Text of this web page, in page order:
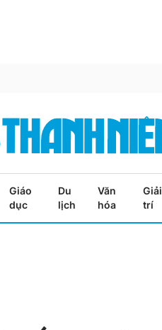
Giáo
dục
Du
lịch
Văn
hóa
Giải
trí